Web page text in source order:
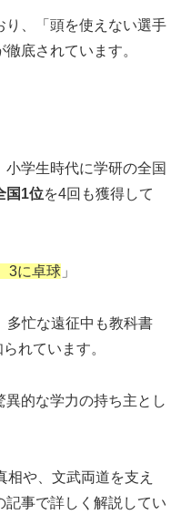
り、「頭を使えない選手
底されています。
学生時代に学研の全国
国1位を4回も獲得して
3に卓球 」
多忙な遠征中も教科書
れています。
的な学力の持ち主とし
や、文武両道を支え
記事で詳しく解説してい